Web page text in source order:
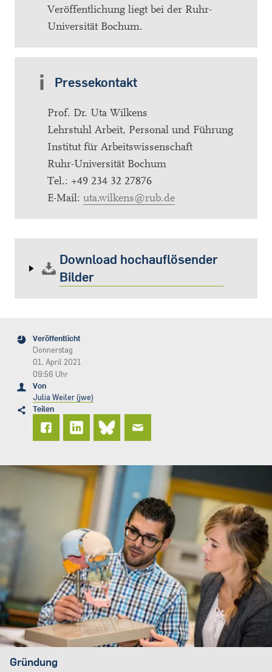
Veröffentlichung liegt bei der Ruhr-
Universität Bochum.
Pressekontakt
Prof. Dr. Uta Wilkens
Lehrstuhl Arbeit, Personal und Führung
Institut für Arbeitswissenschaft
Ruhr-Universität Bochum
Tel.: +49 234 32 27876
E-Mail: uta.wilkens@rub.de
Download hochauflösender
Bilder
Veröffentlicht
Donnerstag
01. April 2021
09:56 Uhr
Von
Julia Weiler (jwe)
Teilen
Gründung